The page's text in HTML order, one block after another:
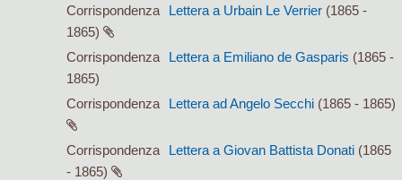
Corrispondenza
Lettera a Urbain Le Verrier (1865 -
1865)
Corrispondenza
Lettera a Emiliano de Gasparis (1865 -
1865)
Corrispondenza
Lettera ad Angelo Secchi (1865 - 1865)
Corrispondenza Lettera a Giovan Battista Donati (1865
- 1865)